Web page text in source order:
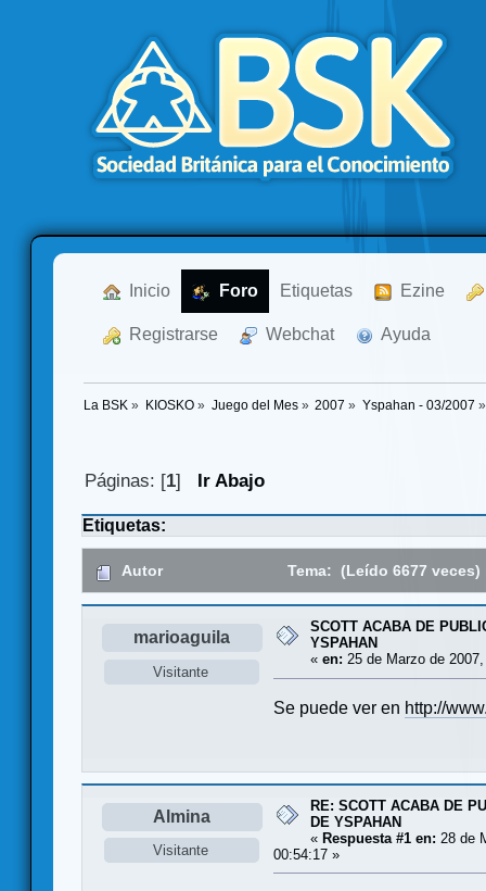
Inicio Foro Etiquetas Ezine
Registrarse Webchat Ayuda
La BSK » KIOSKO» Juego del Mes» 2007 » Yspahan - 03/2007 »
Páginas: [1] Ir Abajo
Etiquetas:
Autor Tema: (Leído 6677 veces)
marioaguila
Visitante
SCOTT ACABA DE
YSPAHAN
« en: 25 de Marzo de
Se puede ver en http://
Almina
Visitante
RE: SCOTT ACABA DE
DE YSPAHAN
« Respuesta #1 en: 28 de
00:54:17 »